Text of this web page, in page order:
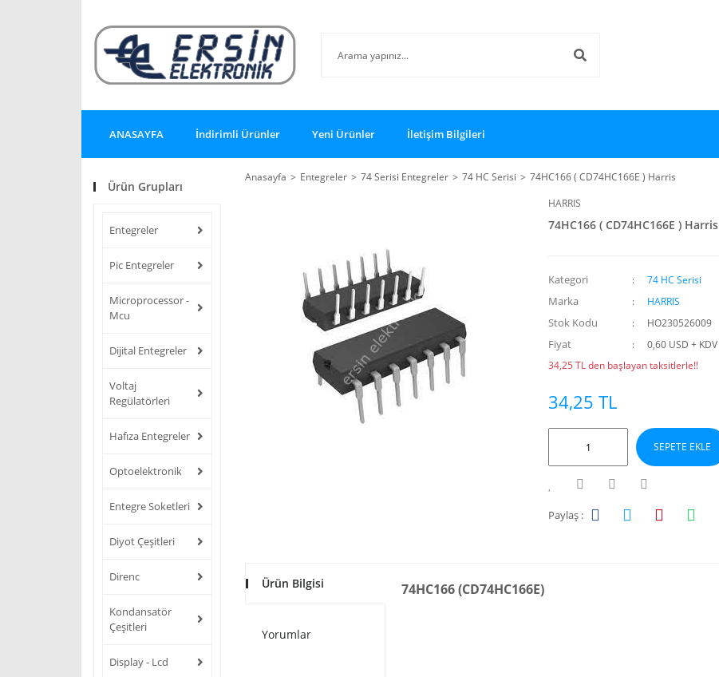
ANASAYFA İndirimli Ürünler Yeni Ürünler İletişim Bilgileri
Ürün Grupları
Entegreler
Pic Entegreler
Microprocessor -
Mcu
Dijital Entegreler
Voltaj
Regülatörleri
Hafıza Entegreler
Optoelektronik
Entegre Soketleri
Diyot Çeşitleri
Direnc
Kondansatör
Çeşitleri
Display - Lcd
Anasayfa Entegreler 74 Serisi Entegreler 74 HC Serisi
74HC166 ( CD74HC166E ) Harris
HARRIS
74HC166 ( CD74HC166E ) Harris
Kategori 74 HC Serisi
Marka HARRIS
Stok Kodu HO230526009
Fiyat
0,60 USD + KDV
34,25 TL den başlayan taksitlerle!!
34,25 TL
SEPETE EKLE
Paylaş :
Ürün Bilgisi
Yorumlar
74HC166 (CD74HC166E)